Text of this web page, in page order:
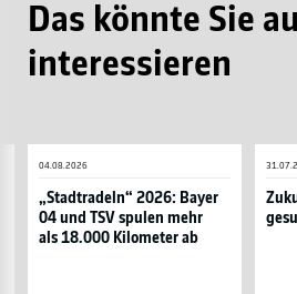
Das könnte Sie
interessieren
„Stadtradeln“ 2026: Bayer
04 und TSV spulen mehr
als 18.000 Kilometer ab
04.08.2026
Bayer
04
und